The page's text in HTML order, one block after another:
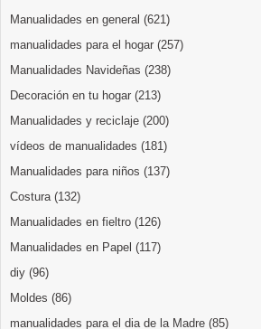
Manualidades en general (621)
manualidades para el hogar (257)
Manualidades Navideñas (238)
Decoración en tu hogar (213)
Manualidades y reciclaje (200)
vídeos de manualidades (181)
Manualidades para niños (137)
Costura (132)
Manualidades en fieltro (126)
Manualidades en Papel (117)
diy (96)
Moldes (86)
manualidades para el dia de la Madre (85)